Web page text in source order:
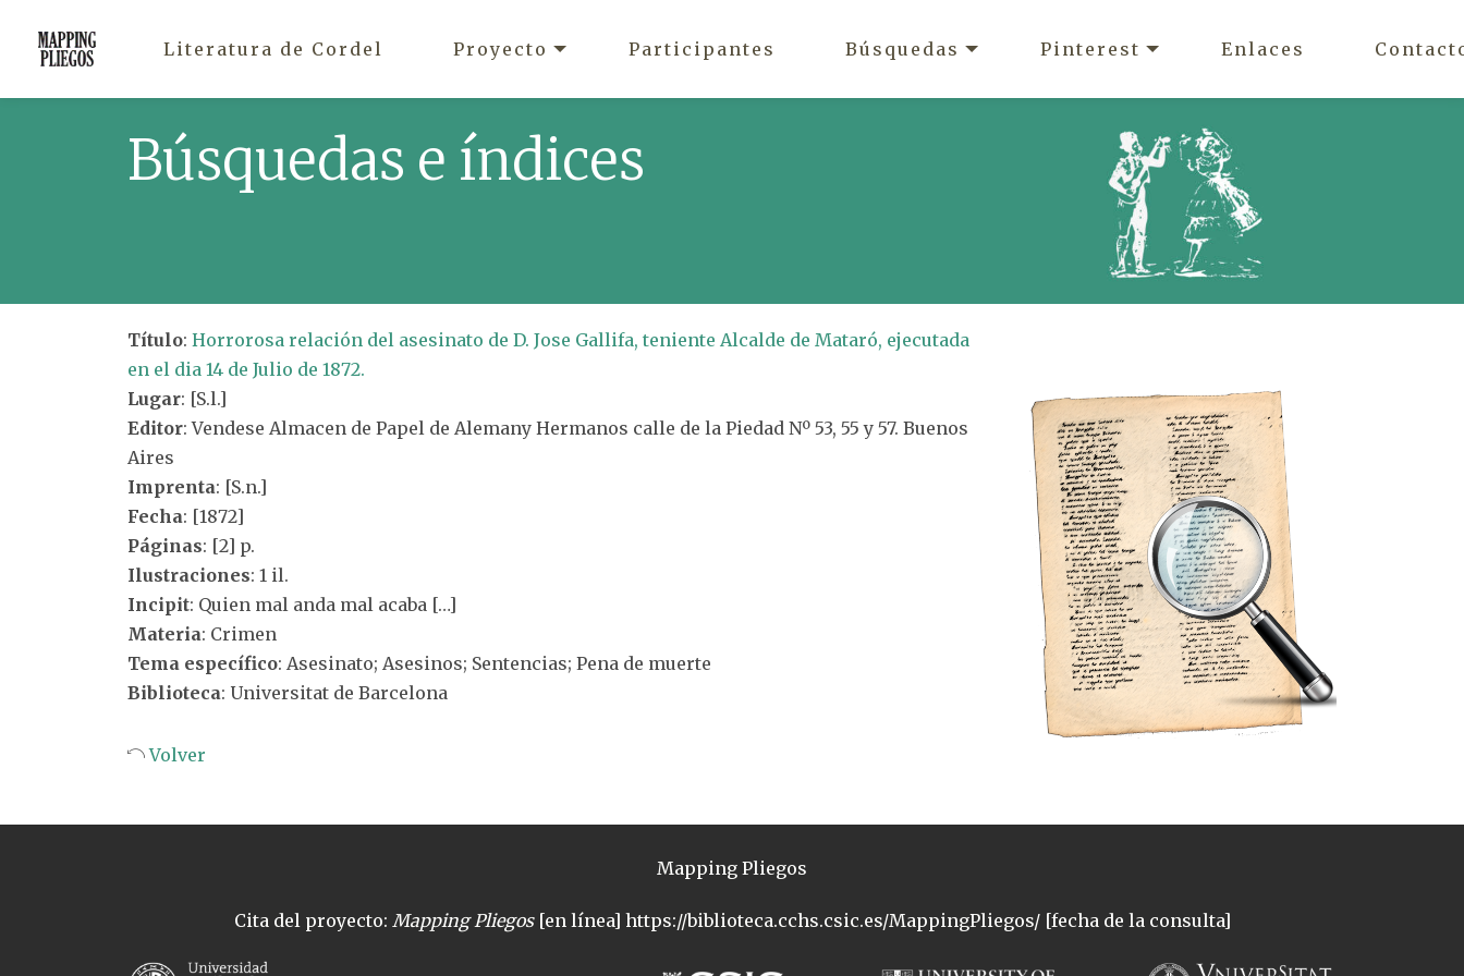
Literatura de Cordel Proyecto Participantes Búsquedas Pinterest Enlaces
Búsquedas e índices
Título: Horrorosa relación del asesinato de D. Jose Gallifa, teniente Alcalde de Mataró, ejecutada
en el dia 14 de Julio de 1872.
Lugar: [S.l.]
Editor: Vendese Almacen de Papel de Alemany Hermanos calle de la Piedad Nº 53, 55 y 57. Buenos
Aires
Imprenta: [S.n.]
Fecha: [1872]
Páginas: [2] p.
Ilustraciones: 1 il.
Incipit: Quien mal anda mal acaba […]
Materia: Crimen
Tema específico: Asesinato; Asesinos; Sentencias; Pena de muerte
Biblioteca: Universitat de Barcelona
Volver
Mapping Pliegos
Cita del proyecto: Mapping Pliegos[en línea] https://biblioteca.cchs.csic.es/MappingPliegos/ [fecha de la consulta]